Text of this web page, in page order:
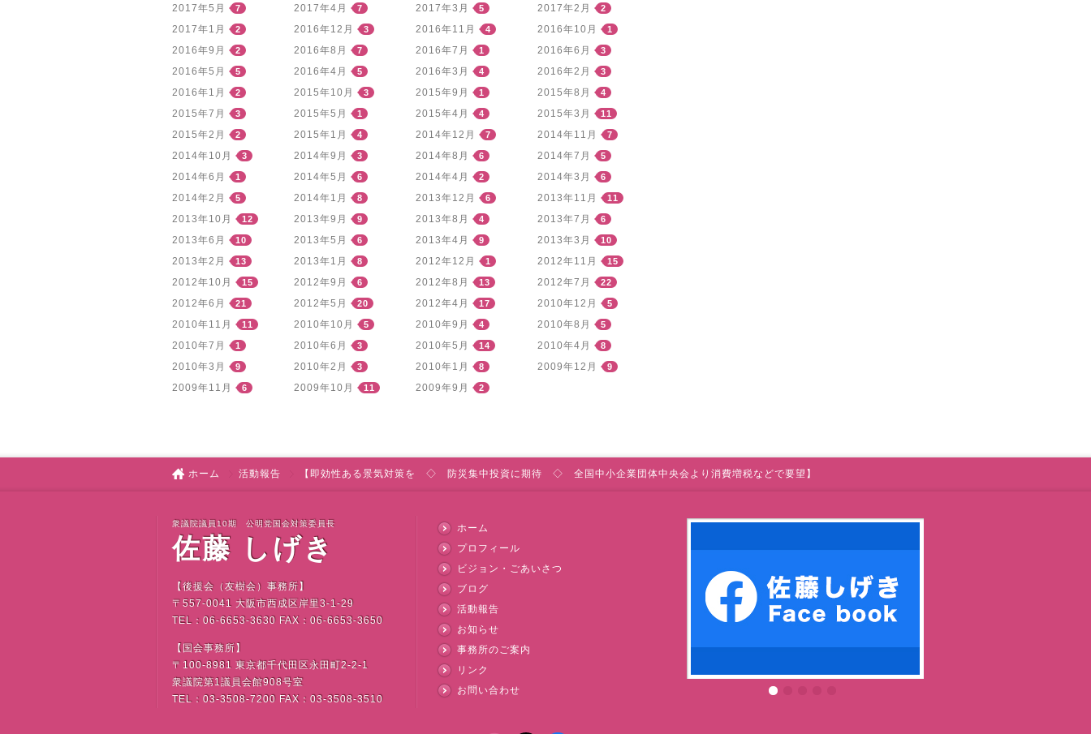
2017年5月 7 2017年4月 7 2017年3月 5 2017年2月 2
2017年1月 2 2016年12月 3 2016年11月 4 2016年10月 1
2016年9月 2 2016年8月 7 2016年7月 1 2016年6月 3
2016年5月 5 2016年4月 5 2016年3月 4 2016年2月 3
2016年1月 2 2015年10月 3 2015年9月 1 2015年8月 4
2015年7月 3 2015年5月 1 2015年4月 4 2015年3月 11
2015年2月 2 2015年1月 4 2014年12月 7 2014年11月 7
2014年10月 3 2014年9月 3 2014年8月 6 2014年7月 5
2014年6月 1 2014年5月 6 2014年4月 2 2014年3月 6
2014年2月 5 2014年1月 8 2013年12月 6 2013年11月 11
2013年10月 12 2013年9月 9 2013年8月 4 2013年7月 6
2013年6月 10 2013年5月 6 2013年4月 9 2013年3月 10
2013年2月 13 2013年1月 8 2012年12月 1 2012年11月 15
2012年10月 15 2012年9月 6 2012年8月 13 2012年7月 22
2012年6月 21 2012年5月 20 2012年4月 17 2010年12月 5
2010年11月 11 2010年10月 5 2010年9月 4 2010年8月 5
2010年7月 1 2010年6月 3 2010年5月 14 2010年4月 8
2010年3月 9 2010年2月 3 2010年1月 8 2009年12月 9
2009年11月 6 2009年10月 11 2009年9月 2
ホーム 活動報告 【即効性ある景気対策を ◇ 防災集中投資に期待 ◇ 全国中小企業団体中央会より消費増税などで要望】
ホーム
プロフィール
ビジョン・ごあいさつ
ブログ
活動報告
お知らせ
事務所のご案内
リンク
お問い合わせ
衆議院議員10期 公明党国会対策委員長
佐藤 しげき
【後援会（友樹会）事務所】
〒 557-0041 大阪市西成区岸里3-1-29
TEL ： 06-6653-3630 FAX ： 06-6653-3650
【国会事務所】
〒 100-8981 東京都千代田区永田町2-2-1
衆議院第1議員会館908号室
TEL ： 03-3508-7200 FAX ： 03-3508-3510